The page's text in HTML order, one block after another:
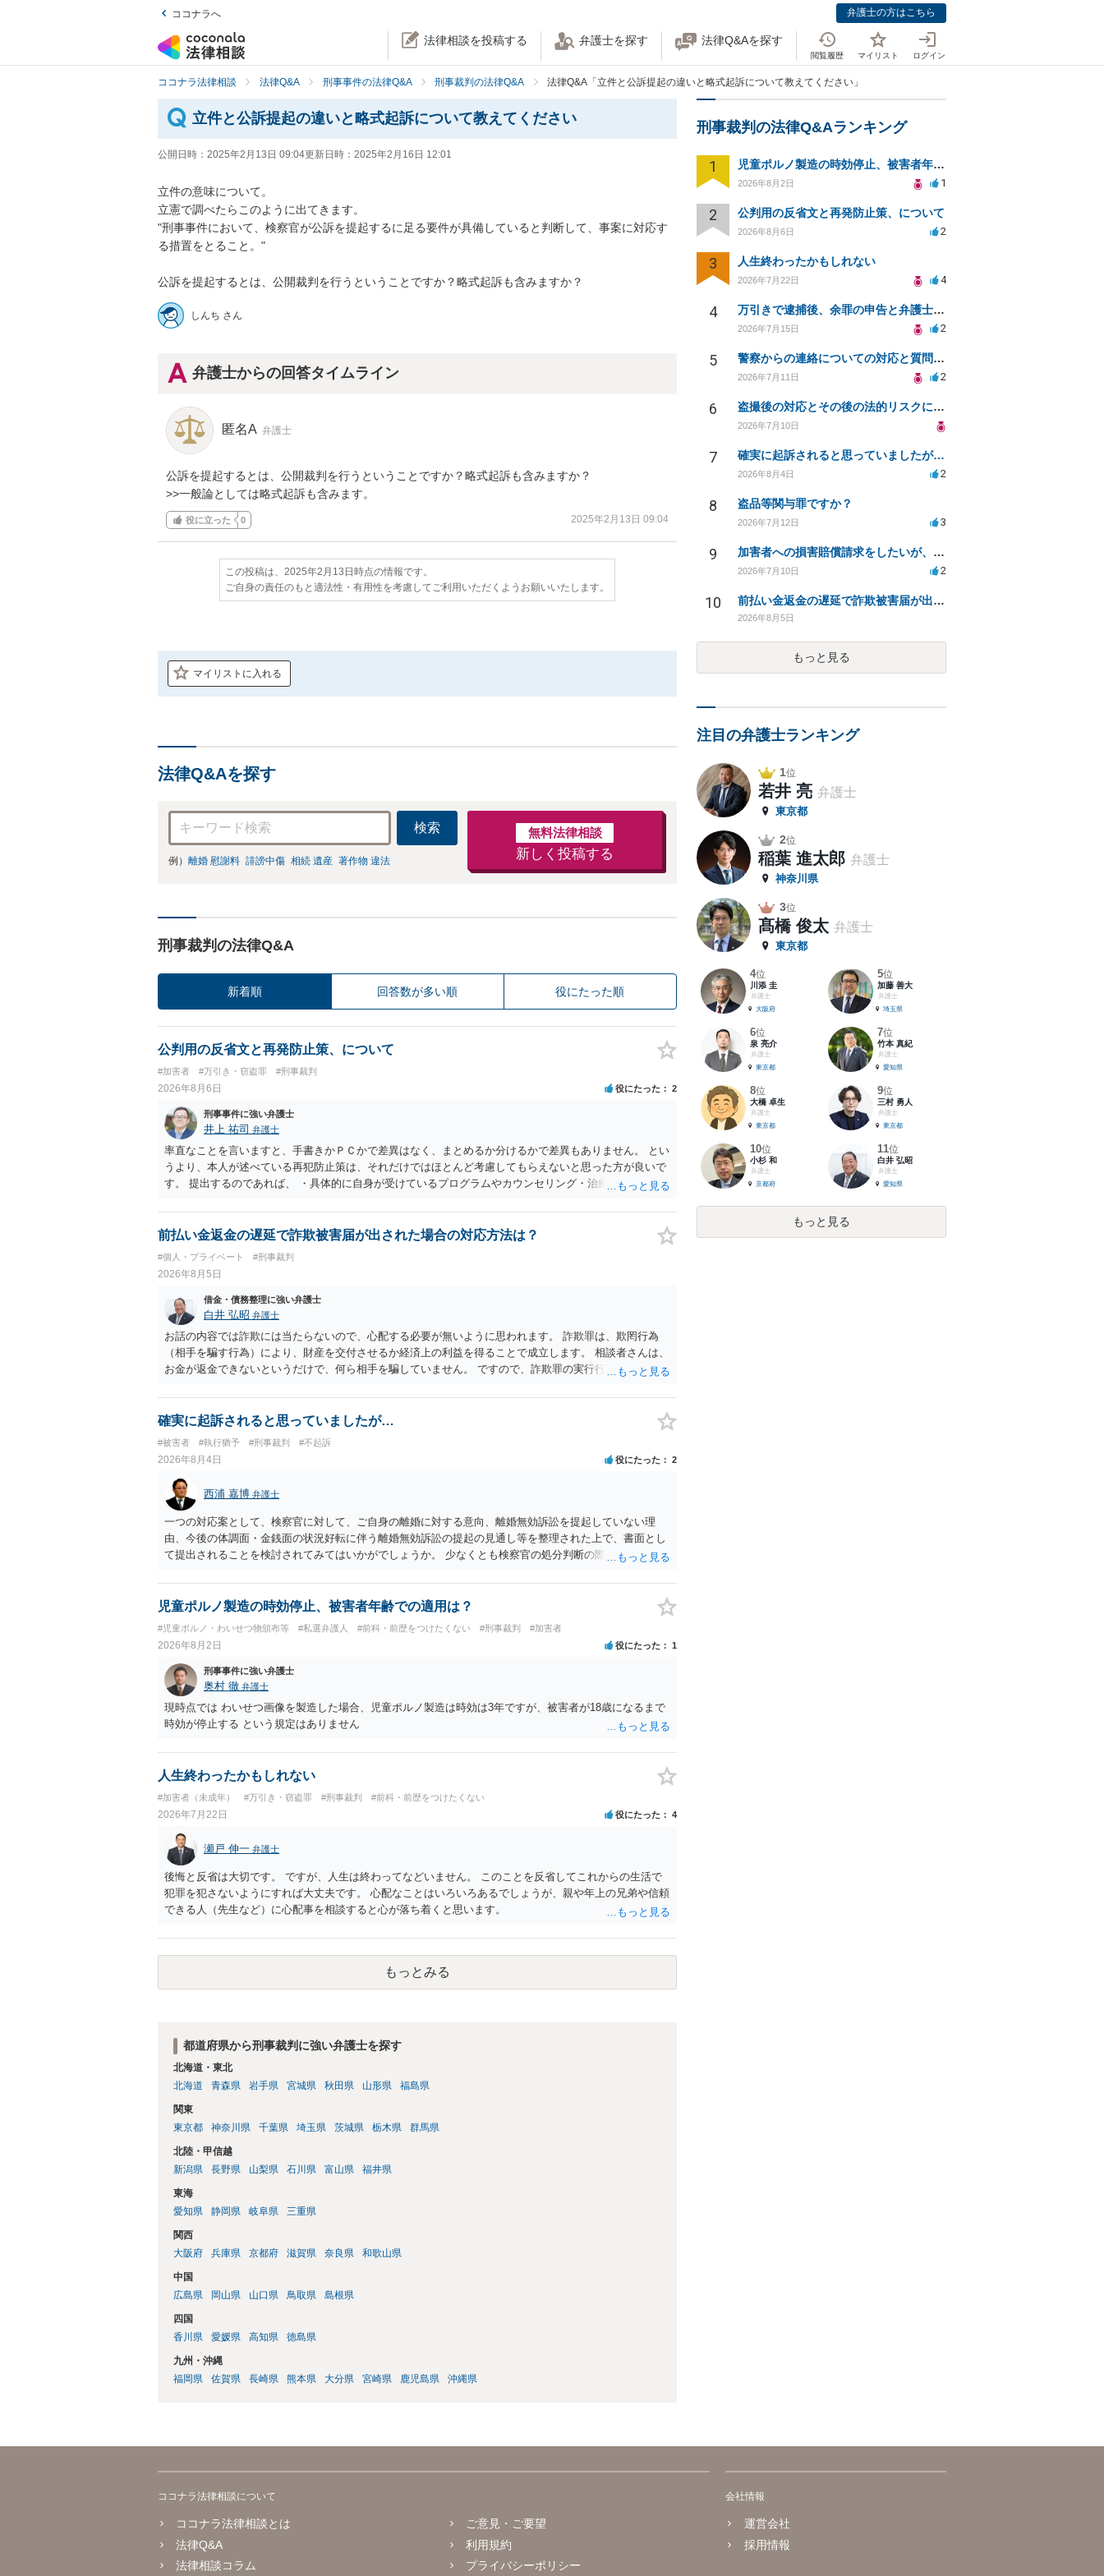
ココナラへ 弁護士の方はこちら
法律相談を投稿する 弁護士を探す 法律Q&Aを探す
閲覧履歴 マイリスト ログイン
ココナラ法律相談 法律Q&A 刑事事件の法律Q&A 刑事裁判の法律Q&A 法律Q&A「立件と公訴提起の違いと略式起訴について教えてください」
立件と公訴提起の違いと略式起訴について教えてください
公開日時： 2025年2月13日 09:04更新日時： 2025年2月16日 12:01
立件の意味について。
立憲で調べたらこのように出てきます。
"刑事事件において、検察官が公訴を提起するに足る要件が具備していると判断して、事案に対応す
る措置をとること。"
公訴を提起するとは、公開裁判を行うということですか？略式起訴も含みますか？
しんち さん
弁護士からの回答タイムライン
匿名A 弁護士
公訴を提起するとは、公開裁判を行うということですか？略式起訴も含みますか？
>>一般論としては略式起訴も含みます。
役に立った 0 2025年2月13日 09:04
この投稿は、2025年2月13日時点の情報です。
ご自身の責任のもと適法性・有用性を考慮してご利用いただくようお願いいたします。
マイリストに入れる
法律Q&Aを探す
検索
例） 離婚 慰謝料 誹謗中傷 相続 遺産 著作物 違法
無料法律相談
新しく投稿する
刑事裁判の法律Q&A
新着順 回答数が多い順 役にたった順
公判用の反省文と再発防止策、について
#加害者 #万引き・窃盗罪 #刑事裁判
2026年8月6日 役にたった 2
刑事事件に強い弁護士
井上 祐司 弁護士
率直なことを言いますと、手書きかＰＣかで差異はなく、まとめるか分けるかで差異もありません。 とい
うより、本人が述べている再犯防止策は、それだけではほとんど考慮してもらえないと思った方が良いで
す。 提出するのであれば、 ・具体的に自身が受けているプログラムやカウンセリング・治療の内容 ・利
者の証言 など、証拠で担保された客観性と実現可能性があるものでなければあまり意味がありません。
もともと執行猶予が狙える事案であれば本人の反省の言葉だけで十分であり、実刑となるか微妙な事案で
前払い金返金の遅延で詐欺被害届が出された場合の対応方法は？
#個人・プライベート #刑事裁判
2026年8月5日
借金・債務整理に強い弁護士
白井 弘昭 弁護士
お話の内容では詐欺には当たらないので、心配する必要が無いように思われます。 詐欺罪は、欺罔行為
（相手を騙す行為）により、財産を交付させるか経済上の利益を得ることで成立します。 相談者さんは、
お金が返金できないというだけで、何ら相手を騙していません。 ですので、詐欺罪の実行行為性が無く罪
を述べた場合は、捜査はあるかもしれません。 ただし、捜査において、真実を説明すれば、「ちゃんと返
しなさいよ」程度の注意で済むことだと思われます。 また、返せるお金が無いのであれば、返せないのは
確実に起訴されると思っていましたが…
#被害者 #執行猶予 #刑事裁判 #不起訴
2026年8月4日 役にたった 2
西浦 嘉博 弁護士
一つの対応案として、検察官に対して、ご自身の離婚に対する意向、離婚無効訴訟を提起していない理
由、今後の体調面・金銭面の状況好転に伴う離婚無効訴訟の提起の見通し等を整理された上で、書面とし
て提出されることを検討されてみてはいかがでしょうか。 少なくとも検察官の処分判断の際、相談者さん
合、最寄りの法律事務所での相談を検討ください
児童ポルノ製造の時効停止、被害者年齢での適用は？
#児童ポルノ・わいせつ物頒布等 #私選弁護人 #前科・前歴をつけたくない #刑事裁判 #加害者
2026年8月2日 役にたった 1
刑事事件に強い弁護士
奥村 徹 弁護士
現時点では わいせつ画像を製造した場合、児童ポルノ製造は時効は3年ですが、被害者が18歳になるまで
時効が停止する という規定はありません
人生終わったかもしれない
#加害者（未成年） #万引き・窃盗罪 #刑事裁判 #前科・前歴をつけたくない
2026年7月22日 役にたった 4
瀬戸 伸一 弁護士
後悔と反省は大切です。 ですが、人生は終わってなどいません。 このことを反省してこれからの生活で
犯罪を犯さないようにすれば大丈夫です。 心配なことはいろいろあるでしょうが、親や年上の兄弟や信頼
できる人（先生など）に心配事を相談すると心が落ち着くと思います。
もっとみる
都道府県から刑事裁判に強い弁護士を探す
北海道・東北
北海道
青森県 岩手県 宮城県 秋田県 山形県 福島県
関東
東京都
神奈川県 千葉県 埼玉県 茨城県 栃木県 群馬県
北陸・甲信越
新潟県
長野県 山梨県 石川県 富山県 福井県
東海
愛知県
静岡県 岐阜県 三重県
関西
大阪府
兵庫県 京都府 滋賀県 奈良県 和歌山県
中国
広島県
岡山県 山口県 鳥取県 島根県
四国
香川県
愛媛県 高知県 徳島県
九州・沖縄
福岡県
佐賀県 長崎県 熊本県 大分県 宮崎県 鹿児島県 沖縄県
刑事裁判の法律Q&Aランキング
1 児童ポルノ製造の時効停止、被害者年齢での適用は？
2026年8月2日 1
2 公判用の反省文と再発防止策、について
2026年8月6日 2
3 人生終わったかもしれない
2026年7月22日 4
4 万引きで逮捕後、余罪の申告と弁護士相談のタイミングは？
2026年7月15日 2
5 警察からの連絡についての対応と質問の意図
2026年7月11日 2
6 盗撮後の対応とその後の法的リスクについての相談
2026年7月10日
7 確実に起訴されると思っていましたが…
2026年8月4日 2
8 盗品等関与罪ですか？
2026年7月12日 3
9 加害者への損害賠償請求をしたいが、費用をあまりかけられない
2026年7月10日 2
10 前払い金返金の遅延で詐欺被害届が出された場合の対応方法は？
2026年8月5日
もっと見る
注目の弁護士ランキング
1位
若井 亮 弁護士
東京都
2位
稲葉 進太郎 弁護士
神奈川県
3位
髙橋 俊太 弁護士
東京都
4位
川添 圭
弁護士
大阪府
5位
加藤 善大
弁護士
埼玉県
6位
泉 亮介
弁護士
東京都
7位
竹本 真紀
弁護士
愛知県
8位
大橋 卓生
弁護士
東京都
9位
三村 勇人
弁護士
東京都
10位
小杉 和
弁護士
京都府
11位
白井 弘昭
弁護士
愛知県
もっと見る
ココナラ法律相談について
ココナラ法律相談とは
法律Q&A
法律相談コラム
ご意見・ご要望
利用規約
プライバシーポリシー
会社情報
運営会社
採用情報